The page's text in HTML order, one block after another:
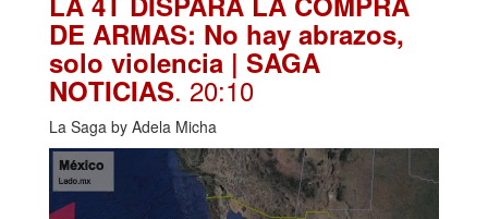
DE ARMAS: No hay abrazos,
solo violencia | SAGA
NOTICIAS. 20:10
La Saga by Adela Micha